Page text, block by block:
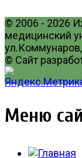
© 2006 - 2026
медицинский
© Сайт
Меню